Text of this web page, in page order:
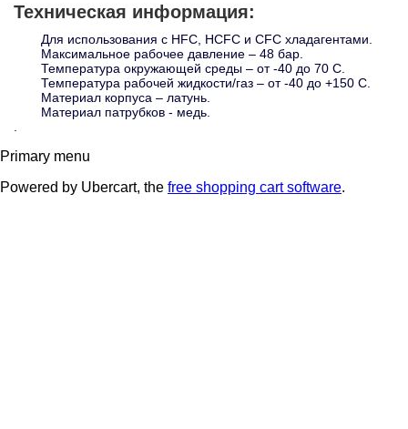
Техническая информация:
Для использования с HFC, HCFC и CFC хладагентами.
Максимальное рабочее давление – 48 бар.
Температура окружающей среды – от -40 до 70 С.
Температура рабочей жидкости/газ – от -40 до +150 С.
Материал корпуса – латунь.
Материал патрубков - медь.
Primary menu
Powered by Ubercart, the free shopping cart software.